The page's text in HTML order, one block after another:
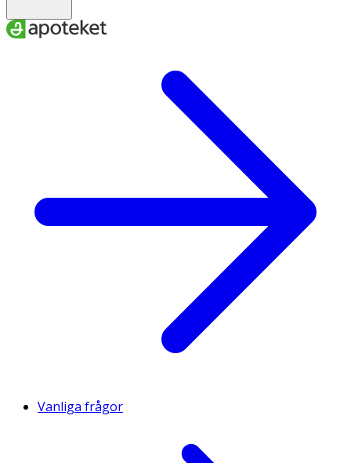
Vanliga frågor